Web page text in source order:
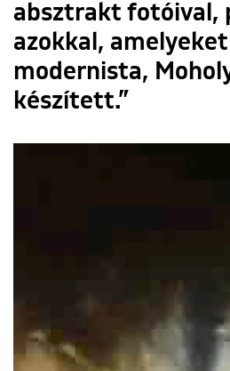
absztrakt fotóival,
azokkal,
modernista,
készített.”